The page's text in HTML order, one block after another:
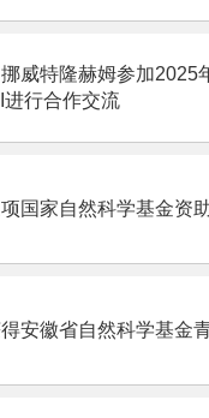
威特隆赫姆参加2025
行合作交流
国家自然科学基金资
安徽省自然科学基金